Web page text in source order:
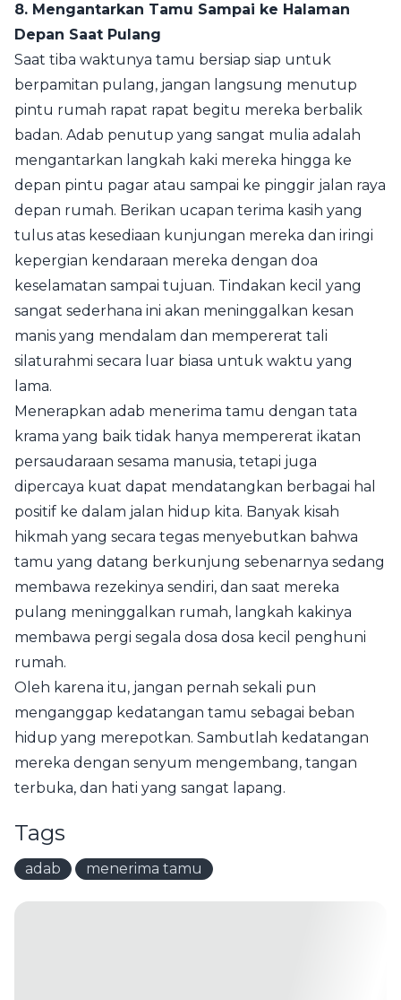
8. Mengantarkan Tamu Sampai ke Halaman
Depan Saat Pulang
Saat tiba waktunya tamu bersiap siap untuk
berpamitan pulang, jangan langsung menutup
pintu rumah rapat rapat begitu mereka berbalik
badan. Adab penutup yang sangat mulia adalah
mengantarkan langkah kaki mereka hingga ke
depan pintu pagar atau sampai ke pinggir jalan raya
depan rumah. Berikan ucapan terima kasih yang
tulus atas kesediaan kunjungan mereka dan iringi
kepergian kendaraan mereka dengan doa
keselamatan sampai tujuan. Tindakan kecil yang
sangat sederhana ini akan meninggalkan kesan
manis yang mendalam dan mempererat tali
silaturahmi secara luar biasa untuk waktu yang
lama.
Menerapkan adab menerima tamu dengan tata
krama yang baik tidak hanya mempererat ikatan
persaudaraan sesama manusia, tetapi juga
dipercaya kuat dapat mendatangkan berbagai hal
positif ke dalam jalan hidup kita. Banyak kisah
hikmah yang secara tegas menyebutkan bahwa
tamu yang datang berkunjung sebenarnya sedang
membawa rezekinya sendiri, dan saat mereka
pulang meninggalkan rumah, langkah kakinya
membawa pergi segala dosa dosa kecil penghuni
rumah.
Oleh karena itu, jangan pernah sekali pun
menganggap kedatangan tamu sebagai beban
hidup yang merepotkan. Sambutlah kedatangan
mereka dengan senyum mengembang, tangan
terbuka, dan hati yang sangat lapang.
Tags
adab menerima tamu